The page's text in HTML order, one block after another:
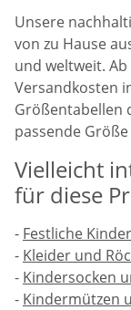
Unsere
von zu Hause
und weltweit.
Versandkosten
Größentabellen
passende
Vielleicht
für diese
- Festliche
- Kleider und
- Kindersocken
- Kindermützen